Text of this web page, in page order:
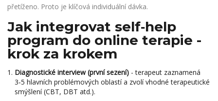
přetíženo. Proto je klíčová individuální dávka.
Jak integrovat self‑help
program do online terapie -
krok za krokem
Diagnostické interview (první sezení) - terapeut zaznamená
3‑5 hlavních problémových oblastí a zvolí vhodné terapeutické
smýšlení (CBT, DBT atd.).